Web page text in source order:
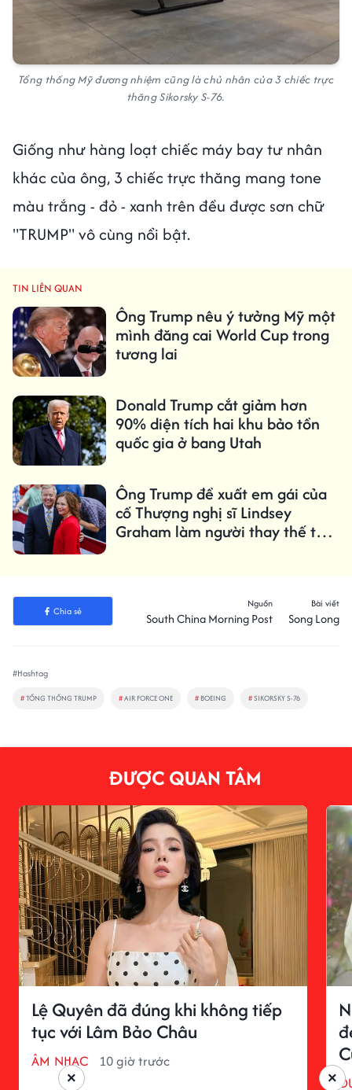
Tổng thống Mỹ đương nhiệm cũng là chủ nhân của 3 chiếc trực
thăng Sikorsky S-76.
Giống như hàng loạt chiếc máy bay tư nhân
khác của ông, 3 chiếc trực thăng mang tone
màu trắng - đỏ - xanh trên đều được sơn chữ
"TRUMP" vô cùng nổi bật.
TIN LIÊN QUAN
Ông Trump nêu ý tưởng Mỹ một
mình đăng cai World Cup trong
tương lai
Donald Trump cắt giảm hơn
90% diện tích hai khu bảo tồn
quốc gia ở bang Utah
Ông Trump đề xuất em gái của
cố Thượng nghị sĩ Lindsey
Graham làm người thay thế tạm
Chia sẻ
Nguồn
South China Morning Post
Bài viết
Song Long
#Hashtag
#TỔNG THỐNG TRUMP #AIR FORCE ONE # BOEING #SIKORSKY S-76
ĐƯỢC QUAN TÂM
Lệ Quyên đã đúng khi không tiếp
tục với Lâm Bảo Châu
ÂM NHẠC 10 giờ trước
×
×